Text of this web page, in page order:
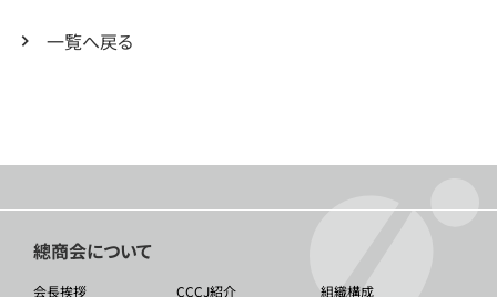
一覧へ戻る
總商会について
会長挨拶 CCCJ紹介
組織構成